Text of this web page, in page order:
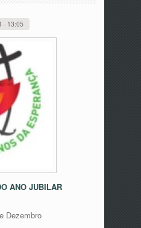
- 13:05
ANO JUBILAR
Dezembro